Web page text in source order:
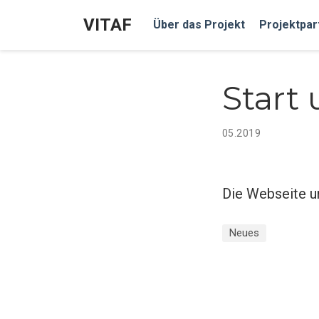
VITAF Über das Projekt
Start
05.2019
Die Webseite
Neues